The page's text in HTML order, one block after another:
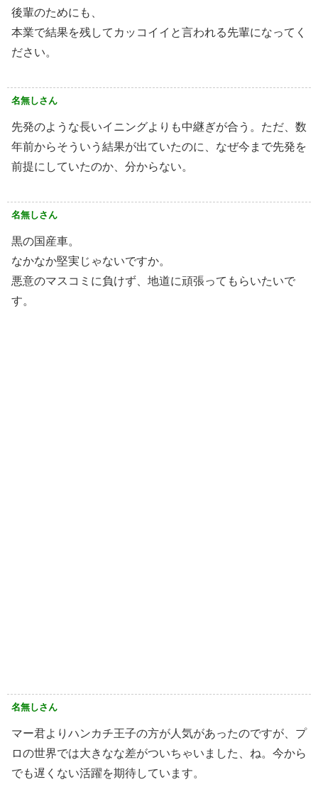
後輩のためにも、
本業で結果を残してカッコイイと言われる先輩になってく
ださい。
名無しさん
先発のような長いイニングよりも中継ぎが合う。ただ、数
年前からそういう結果が出ていたのに、なぜ今まで先発を
前提にしていたのか、分からない。
名無しさん
黒の国産車。
なかなか堅実じゃないですか。
悪意のマスコミに負けず、地道に頑張ってもらいたいで
す。
名無しさん
マー君よりハンカチ王子の方が人気があったのですが、プ
ロの世界では大きなな差がついちゃいました、ね。今から
でも遅くない活躍を期待しています。